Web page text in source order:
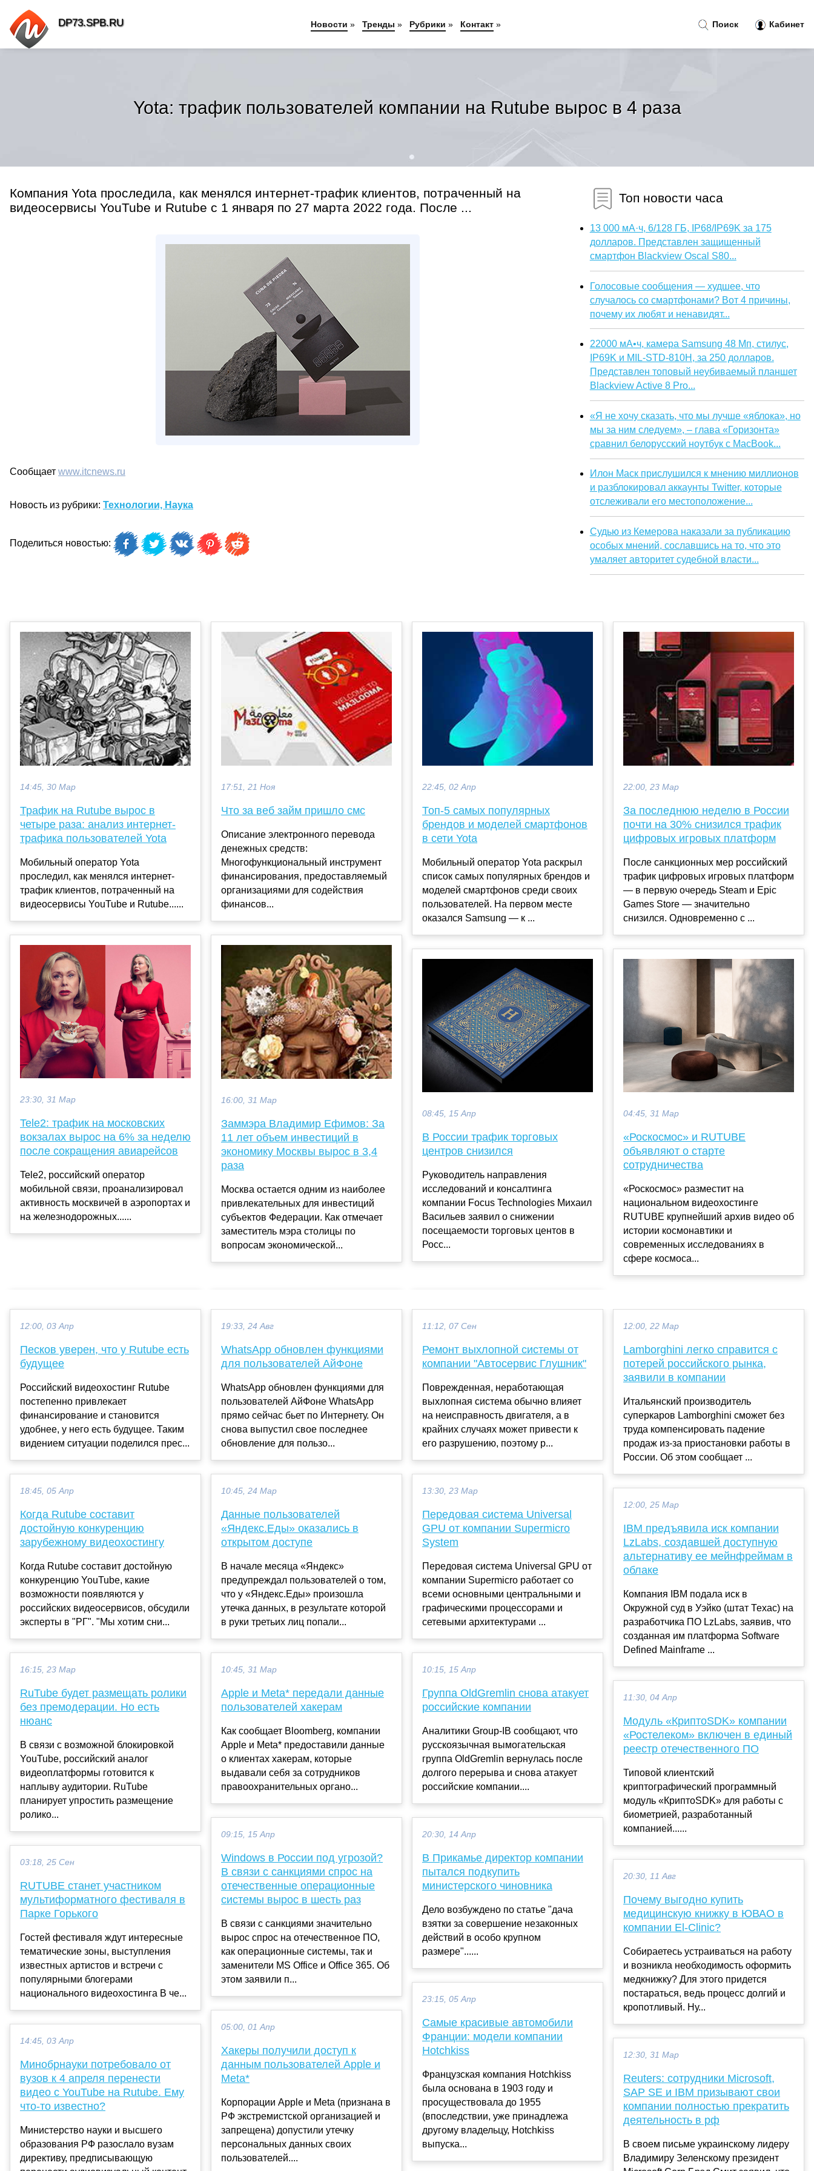
Yota: трафик пользователей компании на Rutube вырос в 4 раза
Компания Yota проследила, как менялся интернет-трафик клиентов, потраченный на
видеосервисы YouTube и Rutube с 1 января по 27 марта 2022 года. После ...
Сообщает www.itcnews.ru
Новость из рубрики: Технологии, Наука
Поделиться новостью:
Топ новости часа
13 000 мА·ч, 6/128 ГБ, IP68/IP69K за 175
долларов. Представлен защищенный
смартфон Blackview Oscal S80...
Голосовые сообщения — худшее, что
случалось со смартфонами? Вот 4 причины,
почему их любят и ненавидят...
22000 мА•ч, камера Samsung 48 Мп, стилус,
IP69K и MIL-STD-810H, за 250 долларов.
Представлен топовый неубиваемый планшет
Blackview Active 8 Pro...
«Я не хочу сказать, что мы лучше «яблока», но
мы за ним следуем», – глава «Горизонта»
сравнил белорусский ноутбук с MacBook...
Илон Маск прислушился к мнению миллионов
и разблокировал аккаунты Twitter, которые
отслеживали его местоположение...
Судью из Кемерова наказали за публикацию
особых мнений, сославшись на то, что это
умаляет авторитет судебной власти...
14:45, 30 Мар
Трафик на Rutube вырос в
четыре раза: анализ интернет-
трафика пользователей Yota
Мобильный оператор Yota
проследил, как менялся интернет-
трафик клиентов, потраченный на
видеосервисы YouTube и Rutube......
23:30, 31 Мар
Tele2: трафик на московских
вокзалах вырос на 6% за неделю
после сокращения авиарейсов
Tele2, российский оператор
мобильной связи, проанализировал
активность москвичей в аэропортах и
на железнодорожных......
17:51, 21 Ноя
Что за веб займ пришло смс
Описание электронного перевода
денежных средств:
Многофункциональный инструмент
финансирования, предоставляемый
организациями для содействия
финансов...
16:00, 31 Мар
Заммэра Владимир Ефимов: За
11 лет объем инвестиций в
экономику Москвы вырос в 3,4
раза
Москва остается одним из наиболее
привлекательных для инвестиций
субъектов Федерации. Как отмечает
заместитель мэра столицы по
вопросам экономической...
22:45, 02 Апр
Топ-5 самых популярных
брендов и моделей смартфонов
в сети Yota
Мобильный оператор Yota раскрыл
список самых популярных брендов и
моделей смартфонов среди своих
пользователей. На первом месте
оказался Samsung — к ...
08:45, 15 Апр
В России трафик торговых
центров снизился
Руководитель направления
исследований и консалтинга
компании Focus Technologies Михаил
Васильев заявил о снижении
посещаемости торговых центов в
Росс...
22:00, 23 Мар
За последнюю неделю в России
почти на 30% снизился трафик
цифровых игровых платформ
После санкционных мер российский
трафик цифровых игровых платформ
— в первую очередь Steam и Epic
Games Store — значительно
снизился. Одновременно с ...
04:45, 31 Мар
«Роскосмос» и RUTUBE
объявляют о старте
сотрудничества
«Роскосмос» разместит на
национальном видеохостинге
RUTUBE крупнейший архив видео об
истории космонавтики и
современных исследованиях в
сфере космоса...
12:00, 03 Апр
Песков уверен, что у Rutube есть
будущее
Российский видеохостинг Rutube
постепенно привлекает
финансирование и становится
удобнее, у него есть будущее. Таким
видением ситуации поделился прес...
18:45, 05 Апр
Когда Rutube составит
достойную конкуренцию
зарубежному видеохостингу
Когда Rutube составит достойную
конкуренцию YouTube, какие
возможности появляются у
российских видеосервисов, обсудили
эксперты в "РГ". "Мы хотим сни...
16:15, 23 Мар
RuTube будет размещать ролики
без премодерации. Но есть
нюанс
В связи с возможной блокировкой
YouTube, российский аналог
видеоплатформы готовится к
наплыву аудитории. RuTube
планирует упростить размещение
ролико...
03:18, 25 Сен
RUTUBE станет участником
мультиформатного фестиваля в
Парке Горького
Гостей фестиваля ждут интересные
тематические зоны, выступления
известных артистов и встречи с
популярными блогерами
национального видеохостинга В че...
14:45, 03 Апр
Минобрнауки потребовало от
вузов к 4 апреля перенести
видео с YouTube на Rutube. Ему
что-то известно?
Министерство науки и высшего
образования РФ разослало вузам
директиву, предписывающую
19:33, 24 Авг
WhatsApp обновлен функциями
для пользователей АйФоне
WhatsApp обновлен функциями для
пользователей АйФоне WhatsApp
прямо сейчас бьет по Интернету. Он
снова выпустил свое последнее
обновление для пользо...
10:45, 24 Мар
Данные пользователей
«Яндекс.Еды» оказались в
открытом доступе
В начале месяца «Яндекс»
предупреждал пользователей о том,
что у «Яндекс.Еды» произошла
утечка данных, в результате которой
в руки третьих лиц попали...
10:45, 31 Мар
Apple и Meta* передали данные
пользователей хакерам
Как сообщает Bloomberg, компании
Apple и Meta* предоставили данные
о клиентах хакерам, которые
выдавали себя за сотрудников
правоохранительных органо...
09:15, 15 Апр
Windows в России под угрозой?
В связи с санкциями спрос на
отечественные операционные
системы вырос в шесть раз
В связи с санкциями значительно
вырос спрос на отечественное ПО,
как операционные системы, так и
заменители MS Office и Office 365. Об
этом заявили п...
05:00, 01 Апр
Хакеры получили доступ к
данным пользователей Apple и
Meta*
Корпорации Apple и Meta (признана в
РФ экстремистской организацией и
запрещена) допустили утечку
персональных данных своих
пользователей....
11:12, 07 Сен
Ремонт выхлопной системы от
компании "Автосервис Глушник"
Поврежденная, неработающая
выхлопная система обычно влияет
на неисправность двигателя, а в
крайних случаях может привести к
его разрушению, поэтому р...
13:30, 23 Мар
Передовая система Universal
GPU от компании Supermicro
System
Передовая система Universal GPU от
компании Supermicro работает со
всеми основными центральными и
графическими процессорами и
сетевыми архитектурами ...
10:15, 15 Апр
Группа OldGremlin снова атакует
российские компании
Аналитики Group-IB сообщают, что
русскоязычная вымогательская
группа OldGremlin вернулась после
долгого перерыва и снова атакует
российские компании....
20:30, 14 Апр
В Прикамье директор компании
пытался подкупить
министерского чиновника
Дело возбуждено по статье "дача
взятки за совершение незаконных
действий в особо крупном
размере"......
23:15, 05 Апр
Самые красивые автомобили
Франции: модели компании
Hotchkiss
Французская компания Hotchkiss
была основана в 1903 году и
просуществовала до 1955
(впоследствии, уже принадлежа
другому владельцу, Hotchkiss
выпуска...
12:00, 22 Мар
Lamborghini легко справится с
потерей российского рынка,
заявили в компании
Итальянский производитель
суперкаров Lamborghini сможет без
труда компенсировать падение
продаж из-за приостановки работы в
России. Об этом сообщает ...
12:00, 25 Мар
IBM предъявила иск компании
LzLabs, создавшей доступную
альтернативу ее мейнфреймам в
облаке
Компания IBM подала иск в
Окружной суд в Уэйко (штат Техас) на
разработчика ПО LzLabs, заявив, что
созданная им платформа Software
Defined Mainframe ...
11:30, 04 Апр
Модуль «КриптоSDK» компании
«Ростелеком» включен в единый
реестр отечественного ПО
Типовой клиентский
криптографический программный
модуль «КриптоSDK» для работы с
биометрией, разработанный
компанией......
20:30, 11 Авг
Почему выгодно купить
медицинскую книжку в ЮВАО в
компании El-Clinic?
Собираетесь устраиваться на работу
и возникла необходимость оформить
медкнижку? Для этого придется
постараться, ведь процесс долгий и
кропотливый. Ну...
12:30, 31 Мар
Reuters: сотрудники Microsoft,
SAP SE и IBM призывают свои
компании полностью прекратить
деятельность в рф
В своем письме украинскому лидеру
Владимиру Зеленскому президент
Поиск Кабинет
DP73.SPB.RU Новости » Тренды » Рубрики » Контакт »